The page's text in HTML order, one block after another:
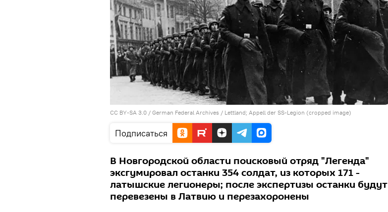
CC BY-SA 3.0 / German Federal Archives / Lettland; Appell der SS-Legion (cropped image)
Подписаться
В Новгородской области поисковый отряд "Легенда"
эксгумировал останки 354 солдат, из которых 171 -
латышские легионеры; после экспертизы останки будут
перевезены в Латвию и перезахоронены